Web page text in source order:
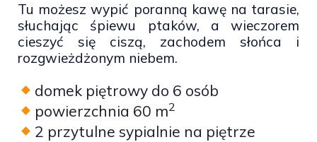
Tu możesz wypić poranną kawę na tarasie,
słuchając śpiewu ptaków, a wieczorem
cieszyć się ciszą, zachodem słońca i
rozgwieżdżonym niebem.
domek piętrowy do 6 osób
powierzchnia 60 m2
2 przytulne sypialnie na piętrze